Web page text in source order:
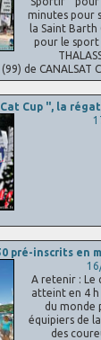
minutes pour
la Saint Barth
pour le sport
de CANALSAT
Cup ", la
pré-inscrits en
A retenir : Le
atteint en 4 h
du monde
équipiers de
des